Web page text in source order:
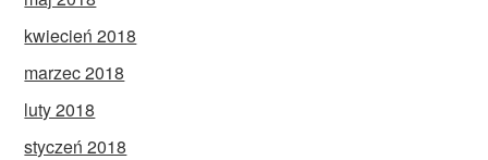
kwiecień 2018
marzec 2018
luty 2018
styczeń 2018